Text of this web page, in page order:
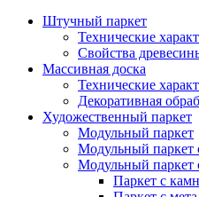
Штучный паркет
Технические
Свойства
Массивная доска
Технические
Декоративная
Художественный паркет
Модульный паркет
Модульный
Модульный паркет
Паркет с